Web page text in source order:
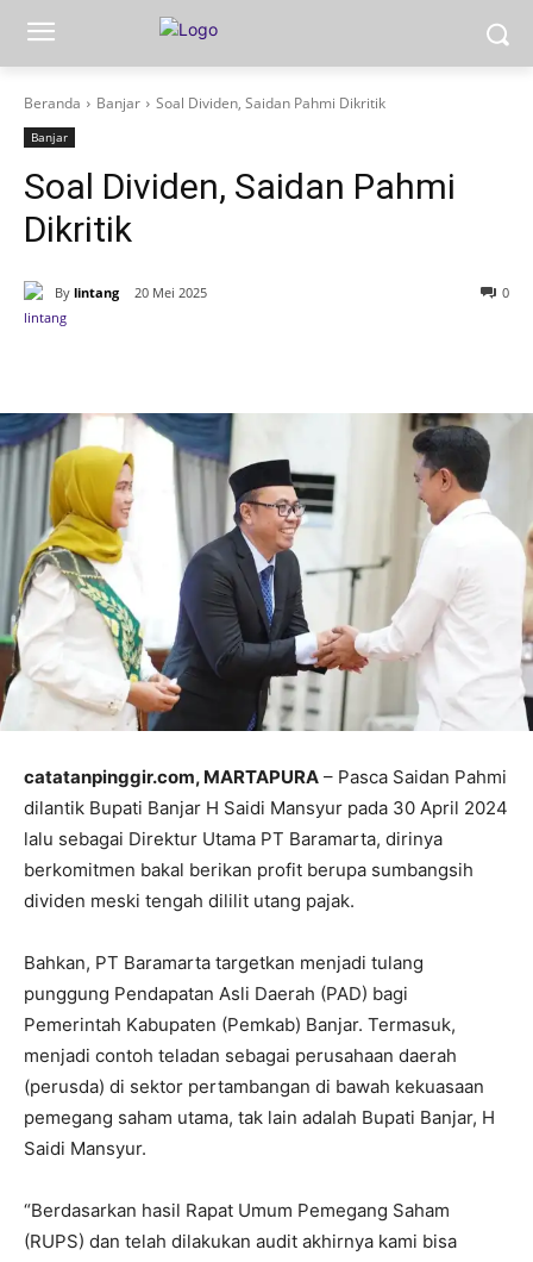
Beranda Banjar Soal Dividen, Saidan Pahmi Dikritik
Banjar
Soal Dividen, Saidan Pahmi
Dikritik
By lintang 20 Mei 2025 0
catatanpinggir.com, MARTAPURA – Pasca Saidan Pahmi
dilantik Bupati Banjar H Saidi Mansyur pada 30 April 2024
lalu sebagai Direktur Utama PT Baramarta, dirinya
berkomitmen bakal berikan profit berupa sumbangsih
dividen meski tengah dililit utang pajak.
Bahkan, PT Baramarta targetkan menjadi tulang
punggung Pendapatan Asli Daerah (PAD) bagi
Pemerintah Kabupaten (Pemkab) Banjar. Termasuk,
menjadi contoh teladan sebagai perusahaan daerah
(perusda) di sektor pertambangan di bawah kekuasaan
pemegang saham utama, tak lain adalah Bupati Banjar, H
Saidi Mansyur.
“Berdasarkan hasil Rapat Umum Pemegang Saham
(RUPS) dan telah dilakukan audit akhirnya kami bisa